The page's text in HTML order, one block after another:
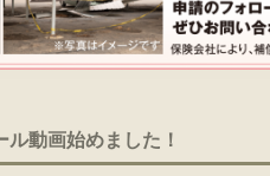
動画始めました！